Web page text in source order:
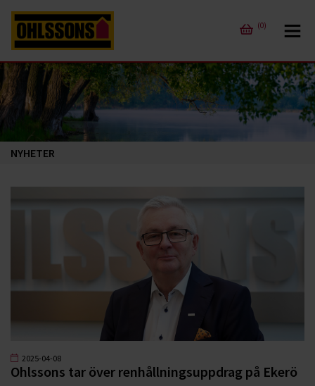
(0)
NYHETER
2025-04-08
Ohlssons tar över renhållningsuppdrag på Ekerö